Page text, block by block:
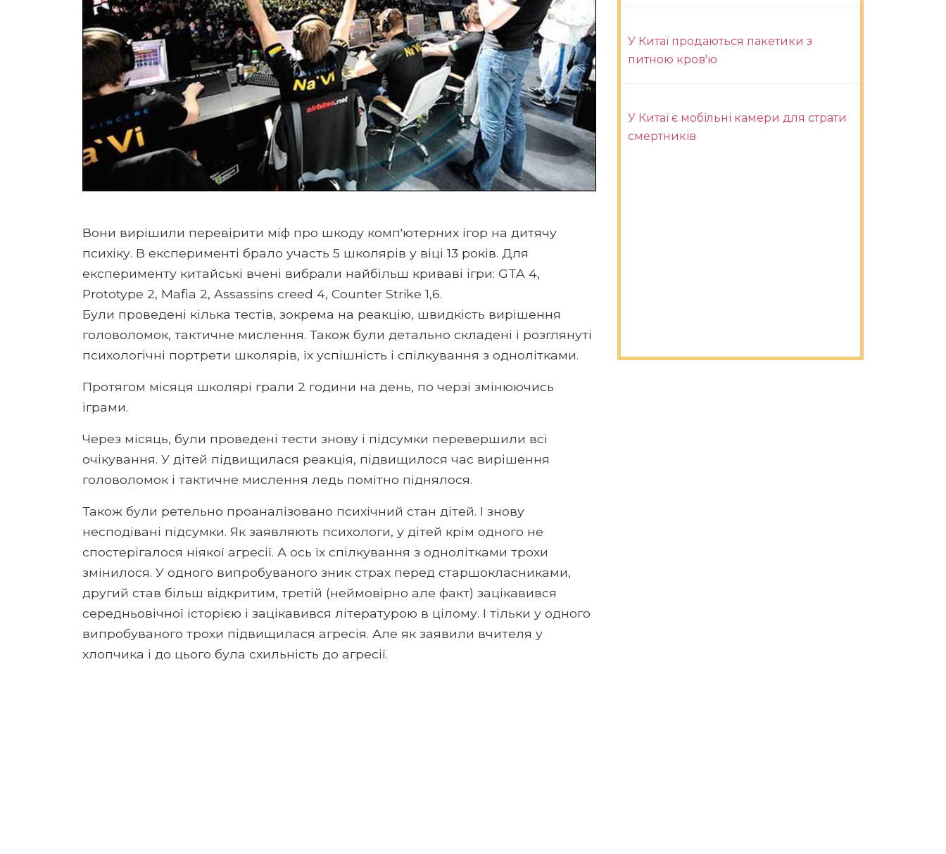
Вони вирішили перевірити міф про шкоду комп'ютерних ігор на дитячу
психіку. В експерименті брало участь 5 школярів у віці 13 років. Для
експерименту китайські вчені вибрали найбільш криваві ігри: GTA 4,
Prototype 2, Mafia 2, Assassins creed 4, Counter Strike 1,6.
Були проведені кілька тестів, зокрема на реакцію, швидкість вирішення
головоломок, тактичне мислення. Також були детально складені і розглянуті
психологічні портрети школярів, їх успішність і спілкування з однолітками.
Протягом місяця школярі грали 2 години на день, по черзі змінюючись
іграми.
Через місяць, були проведені тести знову і підсумки перевершили всі
очікування. У дітей підвищилася реакція, підвищилося час вирішення
головоломок і тактичне мислення ледь помітно піднялося.
Також були ретельно проаналізовано психічний стан дітей. І знову
несподівані підсумки. Як заявляють психологи, у дітей крім одного не
спостерігалося ніякої агресії. А ось їх спілкування з однолітками трохи
змінилося. У одного випробуваного зник страх перед старшокласниками,
другий став більш відкритим, третій (неймовірно але факт) зацікавився
середньовічної історією і зацікавився літературою в цілому. І тільки у одного
випробуваного трохи підвищилася агресія. Але як заявили вчителя у
хлопчика і до цього була схильність до агресії.
У Китаї продаються пакетики з
питною кров'ю
У Китаї є мобільні камери для страти
смертників